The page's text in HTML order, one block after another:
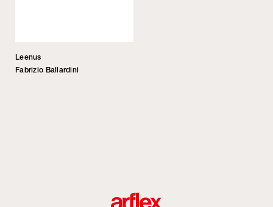
Leenus
Fabrizio Ballardini